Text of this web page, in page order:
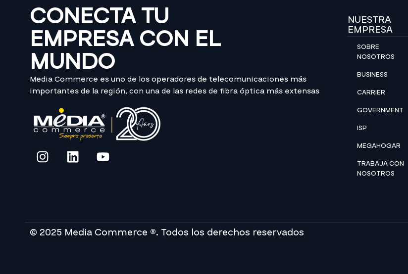
CONECTA TU
EMPRESA CON EL
MUNDO
Media Commerce es uno de los operadores de telecomunicaciones más
importantes de la región, con una de las redes de fibra óptica más extensas
NUESTRA
EMPRESA
SOBRE
NOSOTROS
BUSINESS
CARRIER
GOVERNMENT
ISP
MEGAHOGAR
TRABAJA CON
NOSOTROS
© 2025 Media Commerce ®. Todos los derechos reservados